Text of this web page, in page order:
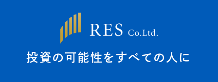
投資の可能性を すべての人に